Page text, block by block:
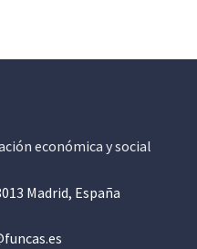
económica y social
Madrid, España